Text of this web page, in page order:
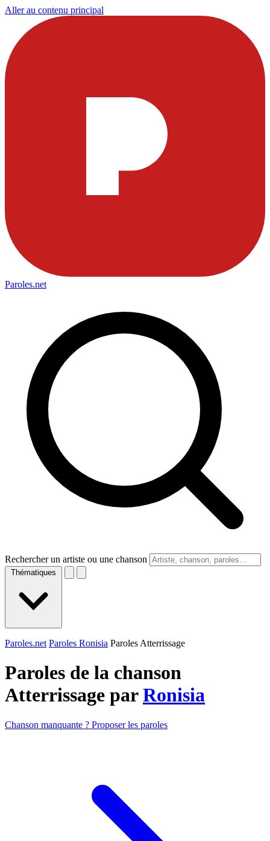
Aller au contenu principal
Paroles.net
Rechercher un artiste ou une chanson
Thématiques
Paroles.net Paroles Ronisia Paroles Atterrissage
Paroles de la chanson
Atterrissage parRonisia
Chanson manquante ? Proposer les paroles